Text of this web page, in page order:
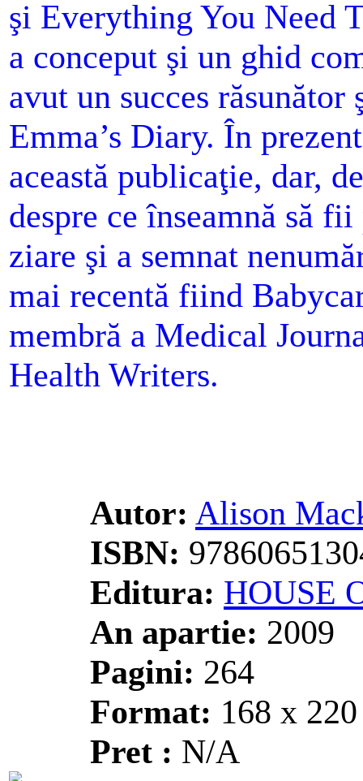
şi Everything You Need
a conceput şi un ghid
avut un succes
Emma’s Diary. În
această publicaţie, dar,
despre ce înseamnă să
ziare şi a semnat
mai recentă fiind
membră a Medical
Health Writers.
Autor: Alison
ISBN:
Editura: HOUSE
An apartie: 2009
Pagini: 264
Format: 168 x
Pret : N/A